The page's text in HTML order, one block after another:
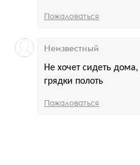
Пожаловаться
Не хочет сидеть
грядки полоть
Неизвестный
Пожаловаться